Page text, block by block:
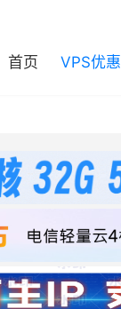
首页 VPS优惠